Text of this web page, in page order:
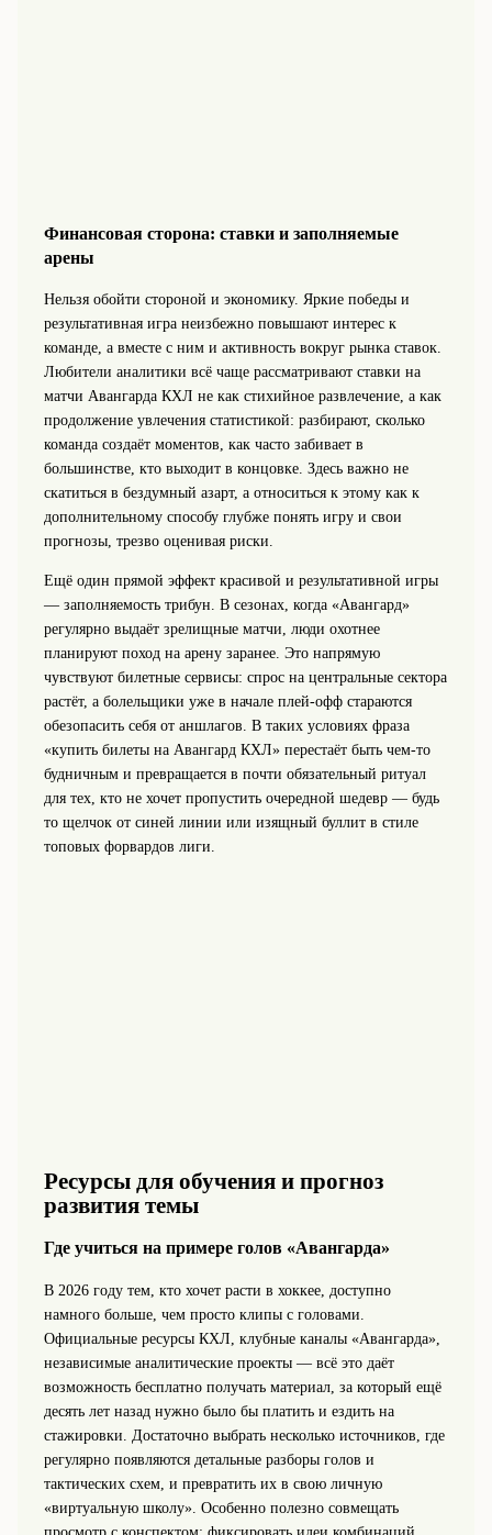
Финансовая сторона: ставки и заполняемые
арены
Нельзя обойти стороной и экономику. Яркие победы и
результативная игра неизбежно повышают интерес к
команде, а вместе с ним и активность вокруг рынка ставок.
Любители аналитики всё чаще рассматривают ставки на
матчи Авангарда КХЛ не как стихийное развлечение, а как
продолжение увлечения статистикой: разбирают, сколько
команда создаёт моментов, как часто забивает в
большинстве, кто выходит в концовке. Здесь важно не
скатиться в бездумный азарт, а относиться к этому как к
дополнительному способу глубже понять игру и свои
прогнозы, трезво оценивая риски.
Ещё один прямой эффект красивой и результативной игры
— заполняемость трибун. В сезонах, когда «Авангард»
регулярно выдаёт зрелищные матчи, люди охотнее
планируют поход на арену заранее. Это напрямую
чувствуют билетные сервисы: спрос на центральные сектора
растёт, а болельщики уже в начале плей-офф стараются
обезопасить себя от аншлагов. В таких условиях фраза
«купить билеты на Авангард КХЛ» перестаёт быть чем-то
будничным и превращается в почти обязательный ритуал
для тех, кто не хочет пропустить очередной шедевр — будь
то щелчок от синей линии или изящный буллит в стиле
топовых форвардов лиги.
Ресурсы для обучения и прогноз
развития темы
Где учиться на примере голов «Авангарда»
В 2026 году тем, кто хочет расти в хоккее, доступно
намного больше, чем просто клипы с головами.
Официальные ресурсы КХЛ, клубные каналы «Авангарда»,
независимые аналитические проекты — всё это даёт
возможность бесплатно получать материал, за который ещё
десять лет назад нужно было бы платить и ездить на
стажировки. Достаточно выбрать несколько источников, где
регулярно появляются детальные разборы голов и
тактических схем, и превратить их в свою личную
«виртуальную школу». Особенно полезно совмещать